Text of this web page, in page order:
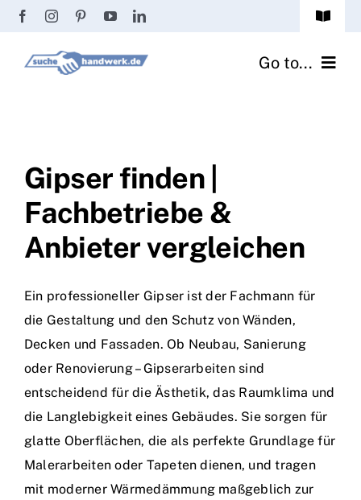
Zum
springen
Toggle
Passwort vergessen? Go to...
Handwerker Ratgeber
Wir über uns
Gipser finden |
Fachbetriebe &
Anbieter vergleichen
Ein professioneller Gipser ist der Fachmann für
die Gestaltung und den Schutz von Wänden,
Decken und Fassaden. Ob Neubau, Sanierung
oder Renovierung – Gipserarbeiten sind
entscheidend für die Ästhetik, das Raumklima und
die Langlebigkeit eines Gebäudes. Sie sorgen für
glatte Oberflächen, die als perfekte Grundlage für
Malerarbeiten oder Tapeten dienen, und tragen
mit moderner Wärmedämmung maßgeblich zur